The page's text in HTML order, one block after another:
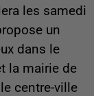
les samedi
un
dans le
la mairie de
centre-ville